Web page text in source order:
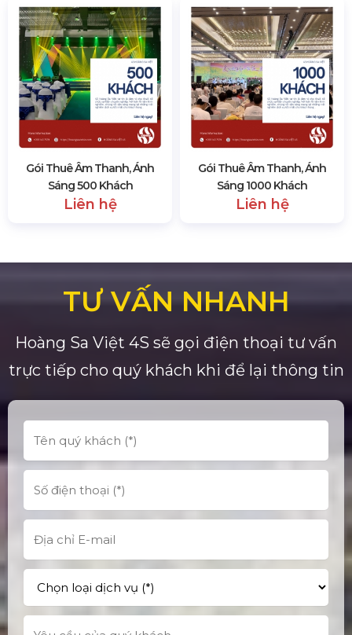
Gói Thuê Âm Thanh, Ánh
Sáng 500 Khách
Liên hệ
Gói Thuê Âm Thanh, Ánh
Sáng 1000 Khách
Liên hệ
TƯ VẤN NHANH
Hoàng Sa Việt 4S sẽ gọi điện thoại tư vấn
trực tiếp cho quý khách khi để lại thông tin